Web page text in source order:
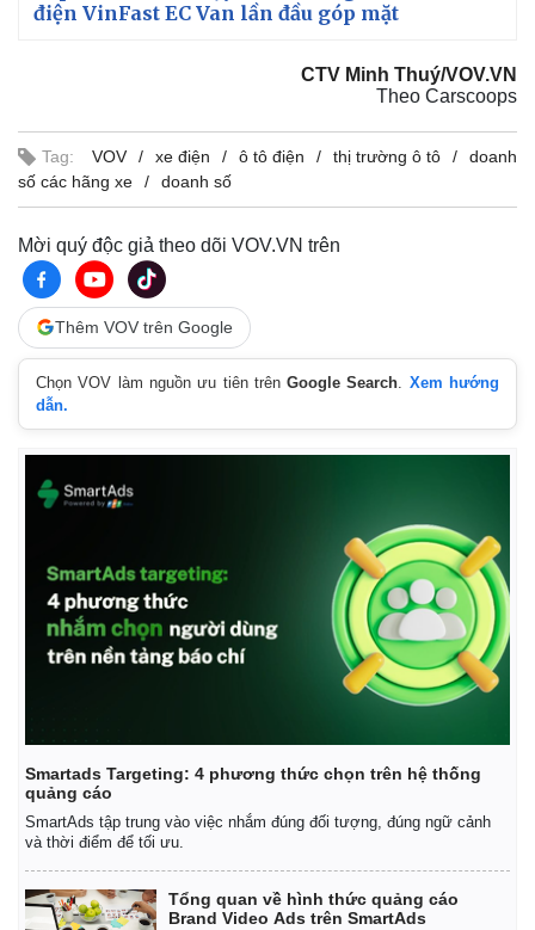
điện VinFast EC Van lần đầu góp mặt
CTV Minh Thuý/VOV.VN
Theo Carscoops
Tag: VOV xe điện ô tô điện thị trường ô tô
doanh
số các hãng xe
doanh số
Mời quý độc giả theo dõi VOV.VN trên
Thêm VOV trên Google
Chọn VOV làm nguồn ưu tiên trênGoogle Search
Xem hướng
dẫn.
Smartads Targeting: 4 phương thức chọn trên hệ thống
quảng cáo
SmartAds tập trung vào việc nhắm đúng đối tượng, đúng ngữ cảnh
và thời điểm để tối ưu.
Tổng quan về hình thức quảng cáo
Brand Video Ads trên SmartAds